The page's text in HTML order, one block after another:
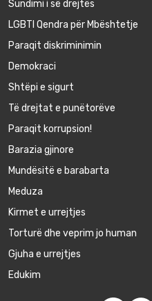
Sundimi i së drejtës
LGBTI Qendra për Mbështetje
Paraqit diskriminimin
Demokraci
Shtëpi e sigurt
Të drejtat e punëtorëve
Paraqit korrupsion!
Barazia gjinore
Mundësitë e barabarta
Meduza
Kirmet e urrejtjes
Torturë dhe veprim jo human
Gjuha e urrejtjes
Edukim